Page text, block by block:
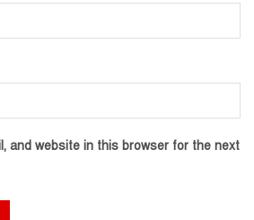
and website in this browser for the next